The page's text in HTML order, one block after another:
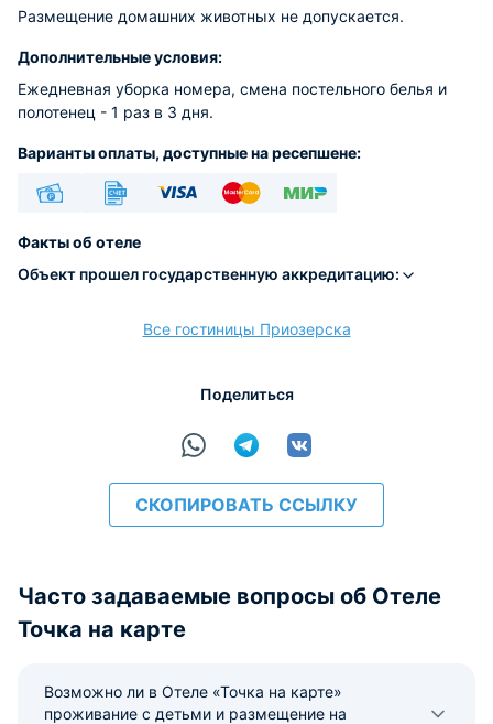
Размещение домашних животных не допускается.
Дополнительные условия:
Ежедневная уборка номера, смена постельного белья и
полотенец - 1 раз в 3 дня.
Варианты оплаты, доступные на ресепшене:
Факты об отеле
Объект прошел государственную аккредитацию:
Все гостиницы Приозерска
Поделиться
СКОПИРОВАТЬ ССЫЛКУ
Часто задаваемые вопросы об Отеле
Точка на карте
Возможно ли в Отеле «Точка на карте»
проживание с детьми и размещение на